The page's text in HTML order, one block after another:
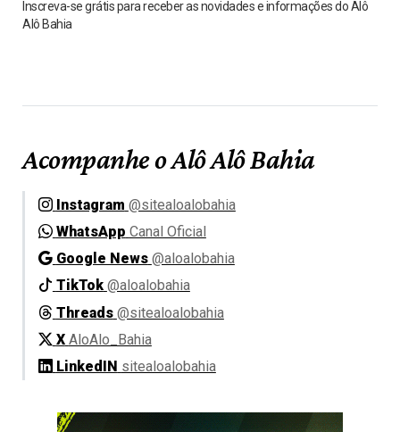
Inscreva-se grátis para receber as novidades e informações do Alô
Alô Bahia
Acompanhe o Alô Alô Bahia
Instagram @sitealoalobahia
WhatsApp Canal Oficial
Google News @aloalobahia
TikTok @aloalobahia
Threads @sitealoalobahia
X AloAlo_Bahia
LinkedIN sitealoalobahia